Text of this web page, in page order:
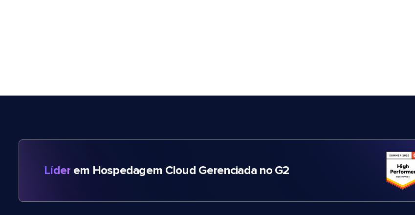
Líder em Hospedagem Cloud Gerenciada no G2